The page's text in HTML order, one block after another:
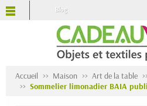
Blog
Accueil Maison Art de la table
Sommelier limonadier BAIA